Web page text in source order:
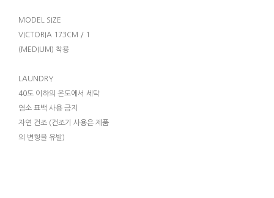
MODEL SIZE
VICTORIA 173CM / 1
(MEDIUM) 착용
LAUNDRY
40도 이하의 온도에서 세탁
염소 표백 사용 금지
자연 건조 (건조기 사용은 제품
의 변형을 유발)